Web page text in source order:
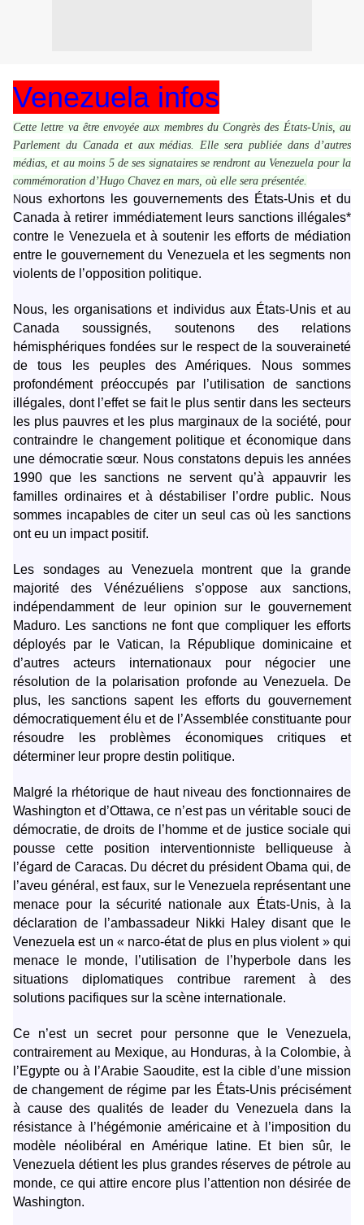
Venezuela infos
Cette lettre va être envoyée aux membres du Congrès des États-Unis, au
Parlement du Canada et aux médias. Elle sera publiée dans d’autres
médias, et au moins 5 de ses signataires se rendront au Venezuela pour la
commémoration d’Hugo Chavez en mars, où elle sera présentée.
Nous exhortons les gouvernements des États-Unis et du
Canada à retirer immédiatement leurs sanctions illégales*
contre le Venezuela et à soutenir les efforts de médiation
entre le gouvernement du Venezuela et les segments non
violents de l’opposition politique.
Nous, les organisations et individus aux États-Unis et au
Canada soussignés, soutenons des relations
hémisphériques fondées sur le respect de la souveraineté
de tous les peuples des Amériques. Nous sommes
profondément préoccupés par l’utilisation de sanctions
illégales, dont l’effet se fait le plus sentir dans les secteurs
les plus pauvres et les plus marginaux de la société, pour
contraindre le changement politique et économique dans
une démocratie sœur. Nous constatons depuis les années
1990 que les sanctions ne servent qu’à appauvrir les
familles ordinaires et à déstabiliser l’ordre public. Nous
sommes incapables de citer un seul cas où les sanctions
ont eu un impact positif.
Les sondages au Venezuela montrent que la grande
majorité des Vénézuéliens s’oppose aux sanctions,
indépendamment de leur opinion sur le gouvernement
Maduro. Les sanctions ne font que compliquer les efforts
déployés par le Vatican, la République dominicaine et
d’autres acteurs internationaux pour négocier une
résolution de la polarisation profonde au Venezuela. De
plus, les sanctions sapent les efforts du gouvernement
démocratiquement élu et de l’Assemblée constituante pour
résoudre les problèmes économiques critiques et
déterminer leur propre destin politique.
Malgré la rhétorique de haut niveau des fonctionnaires de
Washington et d’Ottawa, ce n’est pas un véritable souci de
démocratie, de droits de l’homme et de justice sociale qui
pousse cette position interventionniste belliqueuse à
l’égard de Caracas. Du décret du président Obama qui, de
l’aveu général, est faux, sur le Venezuela représentant une
menace pour la sécurité nationale aux États-Unis, à la
déclaration de l’ambassadeur Nikki Haley disant que le
Venezuela est un « narco-état de plus en plus violent » qui
menace le monde, l’utilisation de l’hyperbole dans les
situations diplomatiques contribue rarement à des
solutions pacifiques sur la scène internationale.
Ce n’est un secret pour personne que le Venezuela,
contrairement au Mexique, au Honduras, à la Colombie, à
l’Egypte ou à l’Arabie Saoudite, est la cible d’une mission
de changement de régime par les États-Unis précisément
à cause des qualités de leader du Venezuela dans la
résistance à l’hégémonie américaine et à l’imposition du
modèle néolibéral en Amérique latine. Et bien sûr, le
Venezuela détient les plus grandes réserves de pétrole au
monde, ce qui attire encore plus l’attention non désirée de
Washington.